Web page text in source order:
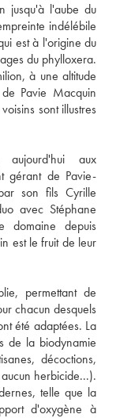
jusqu'à l'aube du
indélébile
est à l'origine du
du phylloxera.
à une altitude
Pavie Macquin
sont illustres
aux
gérant de Pavie-
son fils Cyrille
avec Stéphane
domaine depuis
est le fruit de leur
permettant de
chacun desquels
été adaptées. La
de la biodynamie
décoctions,
herbicide...).
telle que la
d'oxygène à